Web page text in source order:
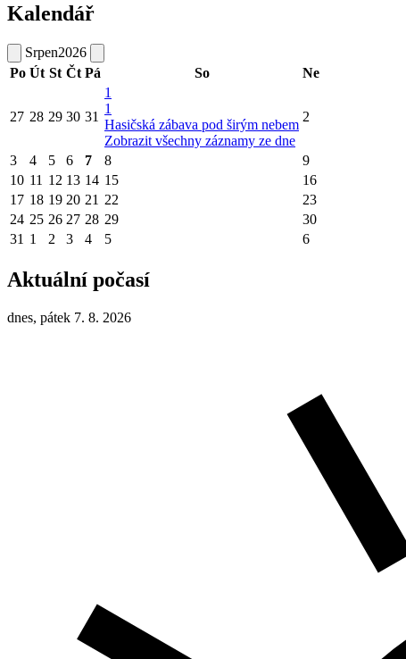
Kalendář
Srpen2026
Po Út St Čt Pá So Ne
27 28 29 30 31
1
1
Hasičská zábava pod širým nebem
Zobrazit všechny záznamy ze dne
2
3 4 5 6 7 8
9
10 11 12 13 14 15
16
17 18 19 20 21 22
23
24 25 26 27 28 29
30
31 1 2 3 4 5 6
Aktuální počasí
dnes, pátek 7. 8. 2026